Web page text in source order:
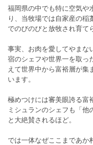
福岡県の中でも特に空気や
り、当牧場では自家産の稲
でのびのびと放牧され育て
事実、お肉を愛してやまな
宿のシェフや世界一を取っ
えて世界中から富裕層が集
います。
極めつけには審美眼誇る富
ミシュランのシェフも「他
と大絶賛されるほど。
では一体なぜここまであか